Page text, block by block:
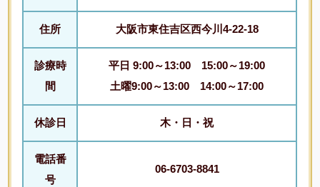
住所 大阪市東住吉区西今川4-22-18
診療時
間
平日 9:00～13:00 15:00～19:00
土曜9:00～13:00 14:00～17:00
休診日 木・日・祝
電話番
号
06-6703-8841